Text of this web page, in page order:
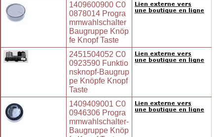
1409600900 C0
0878014 Progra
mmwahlschalter
Baugruppe Knöp
fe Knopf Taste
2451504052 C0
0923590 Funktio
nsknopf-Baugrup
pe Knöpfe Knopf
Taste
1409409001 C0
0946306 Progra
mmwahlschalter-
Baugruppe Knöp